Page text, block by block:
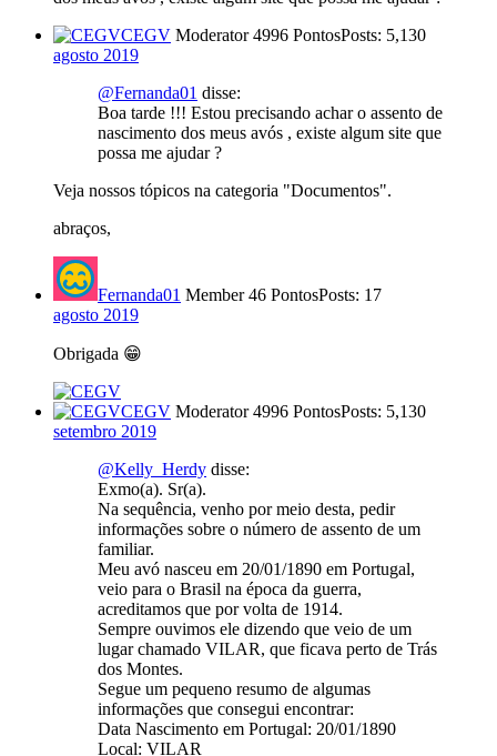
CEGV Moderator 4996 PontosPosts: 5,130
agosto 2019
@Fernanda01 disse:
Boa tarde !!! Estou precisando achar o assento de
nascimento dos meus avós , existe algum site que
possa me ajudar ?
Veja nossos tópicos na categoria "Documentos".
abraços,
Fernanda01 Member 46 PontosPosts: 17
agosto 2019
Obrigada 😁
CEGV Moderator 4996 PontosPosts: 5,130
setembro 2019
@Kelly_Herdy disse:
Exmo(a). Sr(a).
Na sequência, venho por meio desta, pedir
informações sobre o número de assento de um
familiar.
Meu avó nasceu em 20/01/1890 em Portugal,
veio para o Brasil na época da guerra,
acreditamos que por volta de 1914.
Sempre ouvimos ele dizendo que veio de um
lugar chamado VILAR, que ficava perto de Trás
dos Montes.
Segue um pequeno resumo de algumas
informações que consegui encontrar:
Data Nascimento em Portugal: 20/01/1890
Local: VILAR